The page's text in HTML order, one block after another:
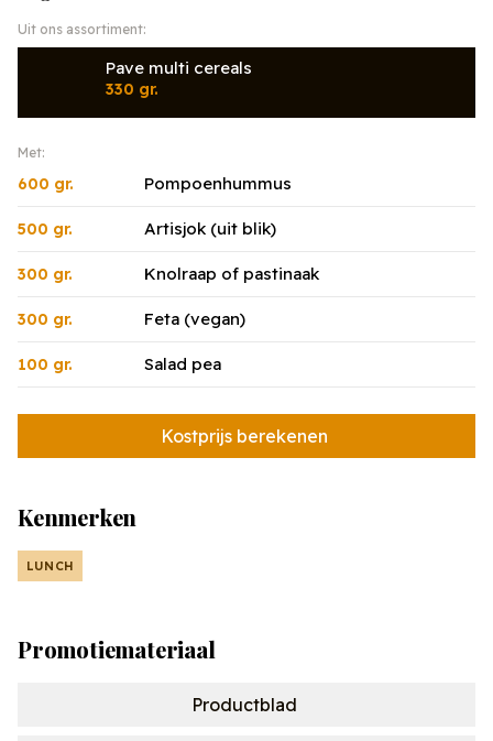
Uit ons assortiment:
Pave multi cereals
330 gr.
Met:
600 gr. Pompoenhummus
500 gr. Artisjok (uit blik)
300 gr. Knolraap of pastinaak
300 gr. Feta (vegan)
100 gr. Salad pea
Kostprijs berekenen
Kenmerken
LUNCH
Promotiemateriaal
Productblad